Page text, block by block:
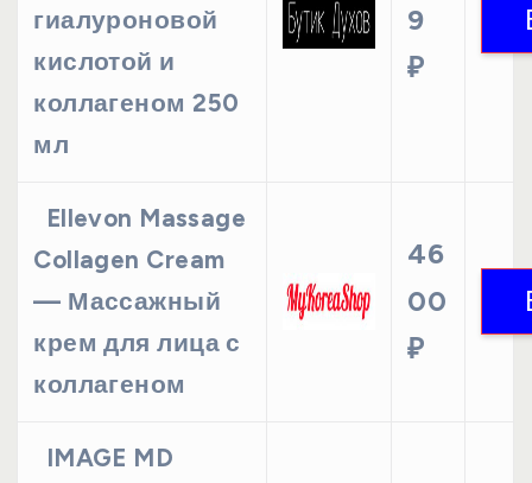
гиалуроновой
кислотой и
коллагеном 250
мл
9
₽
Ellevon Massage
Collagen Cream
— Массажный
крем для лица с
коллагеном
46
00
₽
IMAGE MD